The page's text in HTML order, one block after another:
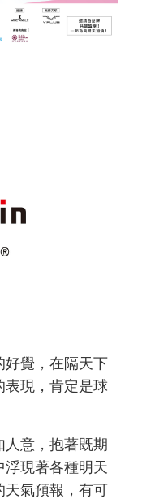
好覺，在隔天下
表現，肯定是球
人意，抱著既期
浮現著各種明天
天氣預報，有可